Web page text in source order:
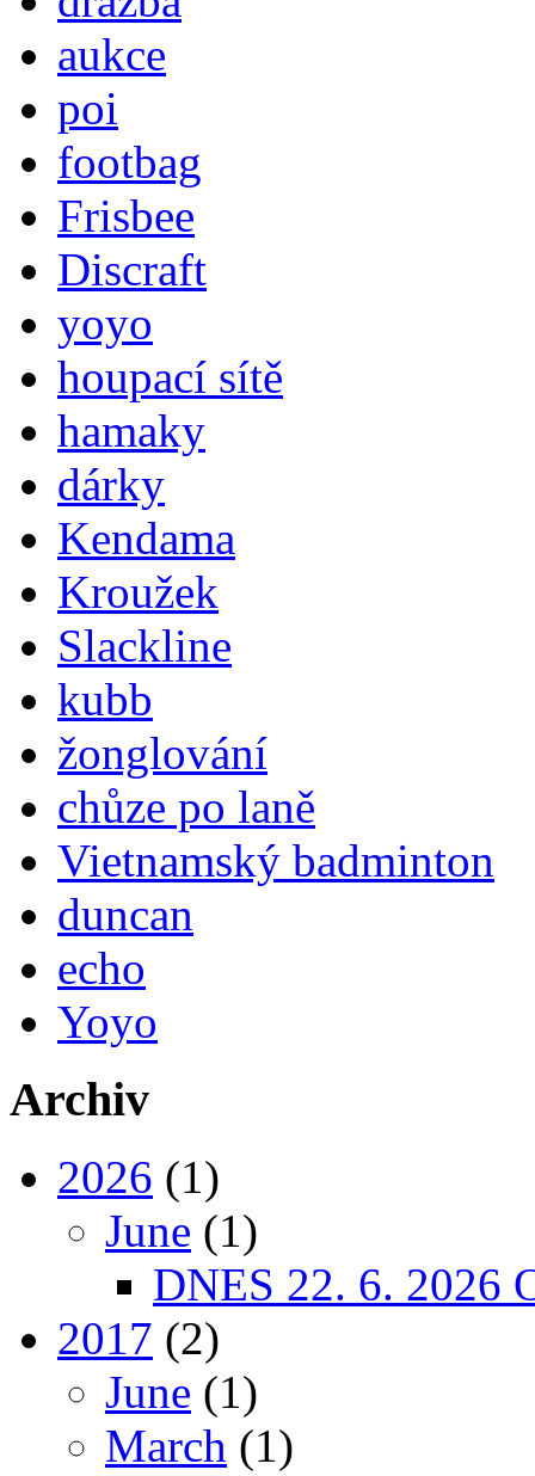
aukce
poi
footbag
Frisbee
Discraft
yoyo
houpací sítě
hamaky
dárky
Kendama
Kroužek
Slackline
kubb
žonglování
chůze po laně
Vietnamský badminton
duncan
echo
Yoyo
Archiv
2026 (1)
June (1)
DNES 22. 6. 2026
2017 (2)
June (1)
March (1)